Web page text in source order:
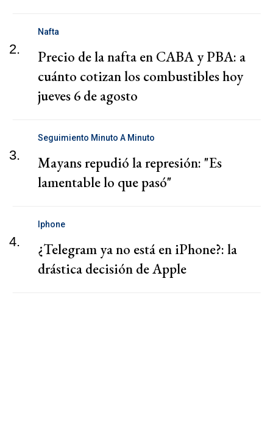
2.
Nafta
Precio de la nafta en CABA y PBA: a
cuánto cotizan los combustibles hoy
jueves 6 de agosto
3.
Seguimiento Minuto A Minuto
Mayans repudió la represión: "Es
lamentable lo que pasó"
4.
Iphone
¿Telegram ya no está en iPhone?: la
drástica decisión de Apple